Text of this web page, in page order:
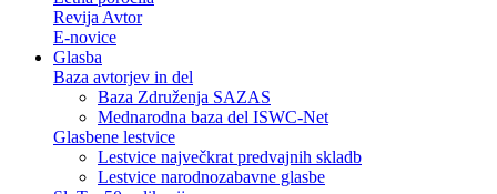
Revija Avtor
E-novice
Glasba
Baza avtorjev in del
Baza Združenja SAZAS
Mednarodna baza del ISWC-Net
Glasbene lestvice
Lestvice največkrat predvajnih skladb
Lestvice narodnozabavne glasbe